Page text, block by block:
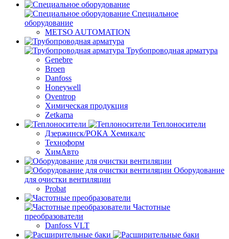
Специальное
оборудование
METSO AUTOMATION
Трубопроводная арматура
Genebre
Broen
Danfoss
Honeywell
Oventrop
Химическая продукция
Zetkama
Теплоносители
Дзержинск/РОКА Хемикалс
Техноформ
ХимАвто
Оборудование
для очистки вентиляции
Probat
Частотные
преобразователи
Danfoss VLT